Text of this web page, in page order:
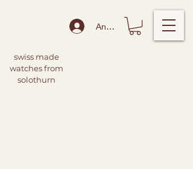
Anmelden
swiss made
watches from
solothurn